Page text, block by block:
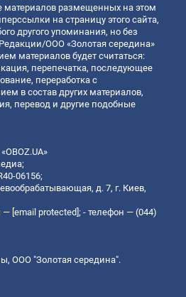
размещенных на этом
на страницу этого сайта,
другого упоминания, но без
ООО «Золотая середина»
материалов будет считаться:
перепечатка, последующее
переработка с
в состав других материалов,
перевод и другие подобные
06156;
д. 7, г. Киев,
— [email protected]; - телефон — (044)
ООО "Золотая середина".